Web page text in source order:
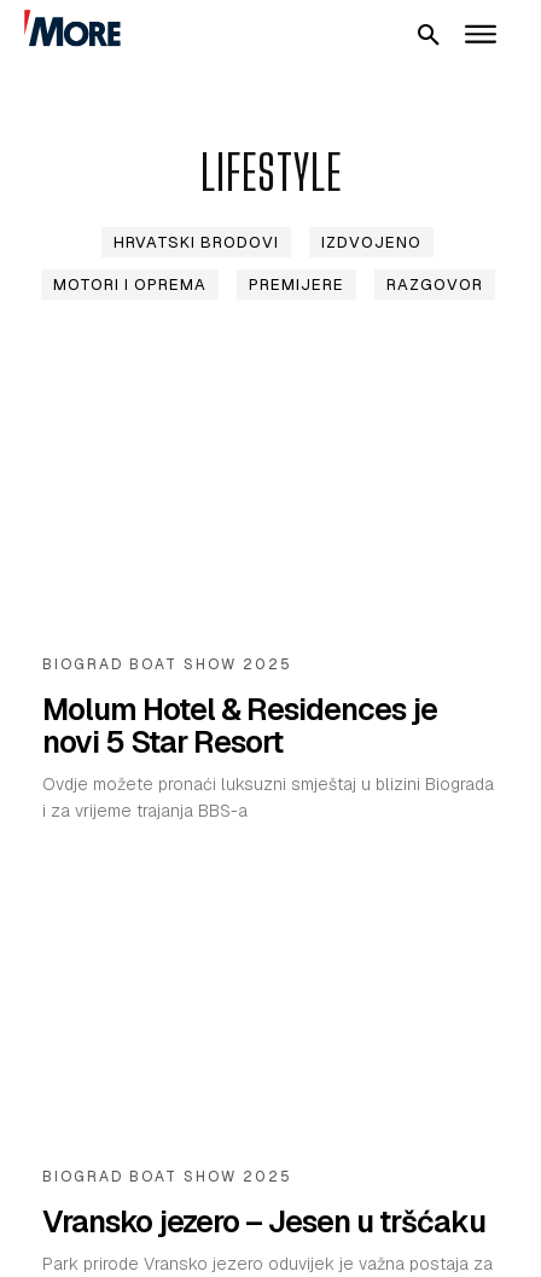
SPORT
LIFESTYLE
HRVATSKI BRODOVI IZDVOJENO
MOTORI I OPREMA PREMIJERE RAZGOVOR
BIOGRAD BOAT SHOW 2025
Molum Hotel & Residences je
novi 5 Star Resort
Ovdje možete pronaći luksuzni smještaj u blizini Biograda
i za vrijeme trajanja BBS-a
BIOGRAD BOAT SHOW 2025
Vransko jezero – Jesen u tršćaku
Park prirode Vransko jezero oduvijek je važna postaja za